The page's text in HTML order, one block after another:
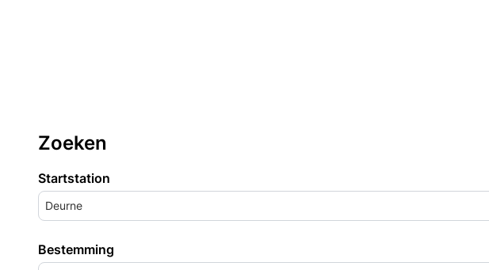
Zoeken
Startstation
Deurne
Bestemming